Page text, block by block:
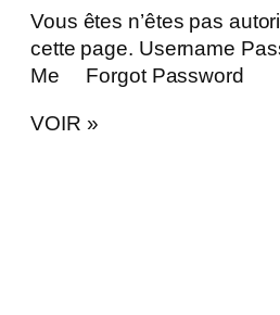
Vous êtes n’êtes pas
cette page. Username
Me Forgot Password
VOIR »